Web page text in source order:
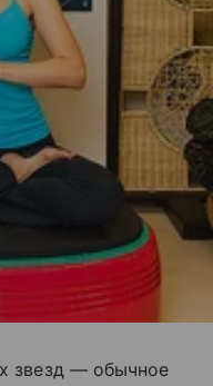
звезд — обычное